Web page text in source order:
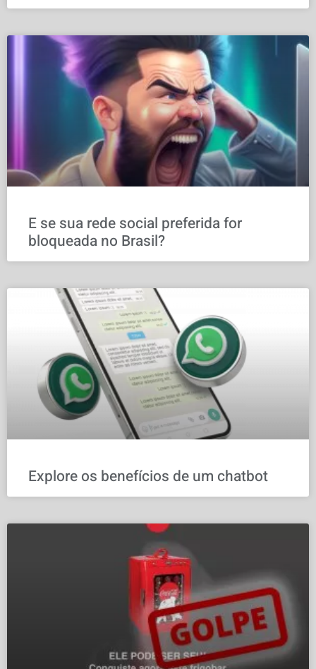
E se sua rede social preferida for
bloqueada no Brasil?
Explore os benefícios de um chatbot